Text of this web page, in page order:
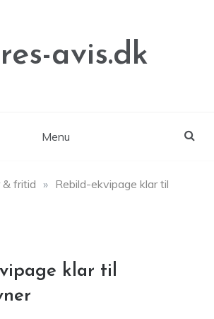
avis.dk
Menu
& fritid » Rebild-ekvipage klar til
klar til